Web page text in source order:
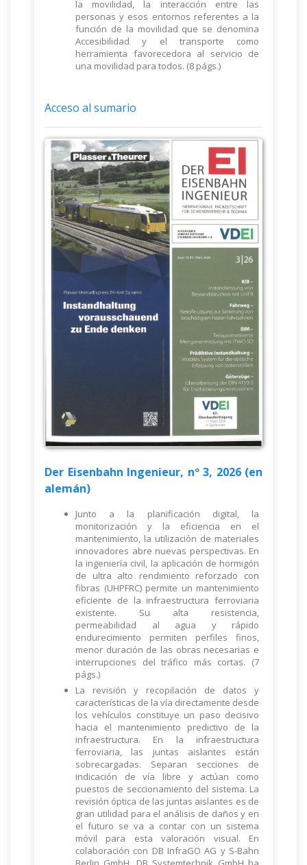
la movilidad, la interacción entre las
personas y esos entornos referentes a la
función de la movilidad que se denomina
Accesibilidad y el transporte como
herramienta favorecedora al servicio de
una movilidad para todos. (8 págs.)
Acceso al sumario
Der Eisenbahn Ingenieur, nº 3, 2026 (en
alemán)
Junto a la planificación digital, la
monitorización y la eficiencia en el
mantenimiento, la utilización de materiales
innovadores abre nuevas perspectivas. En
la ingeniería civil, la aplicación de hormigón
de ultra alto rendimiento reforzado con
fibras (UHPFRC) permite un mantenimiento
eficiente de la infraestructura ferroviaria
existente. Su alta resistencia,
permeabilidad al agua y rápido
endurecimiento permiten perfiles finos,
menor duración de las obras necesarias e
interrupciones del tráfico más cortas. (7
págs.)
La revisión y recopilación de datos y
características de la vía directamente desde
los vehículos constituye un paso decisivo
hacia el mantenimiento predictivo de la
infraestructura. En la infraestructura
ferroviaria, las juntas aislantes están
sobrecargadas. Separan secciones de
indicación de vía libre y actúan como
puestos de seccionamiento del sistema. La
revisión óptica de las juntas aislantes es de
gran utilidad para el análisis de daños y en
el futuro se va a contar con un sistema
móvil para esta valoración visual. En
colaboración con DB InfraGO AG y S-Bahn